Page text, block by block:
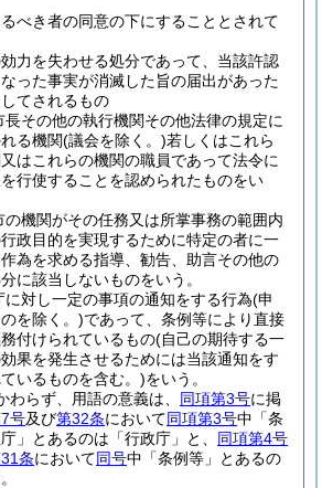
べき者の同意の下にすることとされて
力を失わせる処分であって、当該許認
った事実が消滅した旨の届出があった
てされるもの
その他の執行機関その他法律の規定に
る機関(議会を除く。)若しくはこれら
はこれらの機関の職員であって法令に
行使することを認められたものをい
機関がその任務又は所掌事務の範囲内
政目的を実現するために特定の者に一
為を求める指導、勧告、助言その他の
に該当しないものをいう。
対し一定の事項の通知をする行為(申
を除く。)であって、条例等により直接
付けられているもの(自己の期待する一
果を発生させるためには当該通知をす
いるものを含む。)をいう。
わらず、用語の意義は、 同項第3号に掲
号及び第32条において同項第3号中「条
」とあるのは「行政庁」と、 同項第4号
条において同号中「条例等」とあるの